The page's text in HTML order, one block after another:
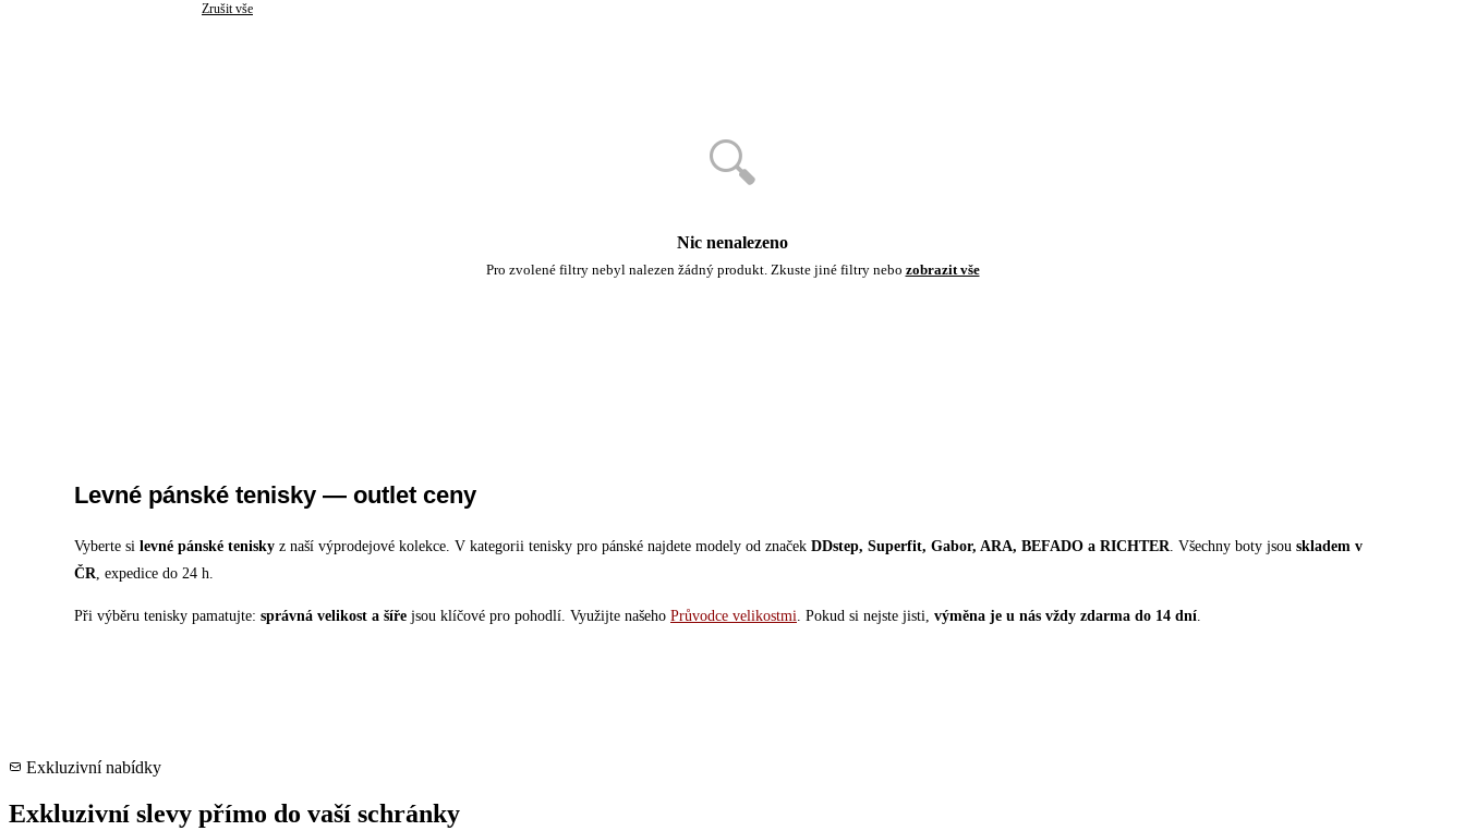
Zrušit vše
🔍
Nic nenalezeno
Pro zvolené filtry nebyl nalezen žádný produkt. Zkuste jiné filtry nebo zobrazit vše
Levné pánské tenisky — outlet ceny
Vyberte si levné pánské tenisky z naší výprodejové kolekce. V kategorii tenisky pro pánské najdete modely od značek DDstep, Superfit, Gabor, ARA, BEFADO a RICHTER . Všechny boty jsou skladem v
ČR , expedice do 24 h.
Při výběru tenisky pamatujte: správná velikost a šíře jsou klíčové pro pohodlí. Využijte našeho Průvodce velikostmi . Pokud si nejste jisti, výměna je u nás vždy zdarma do 14 dní
Exkluzivní nabídky
Exkluzivní slevy přímo do vaší schránky